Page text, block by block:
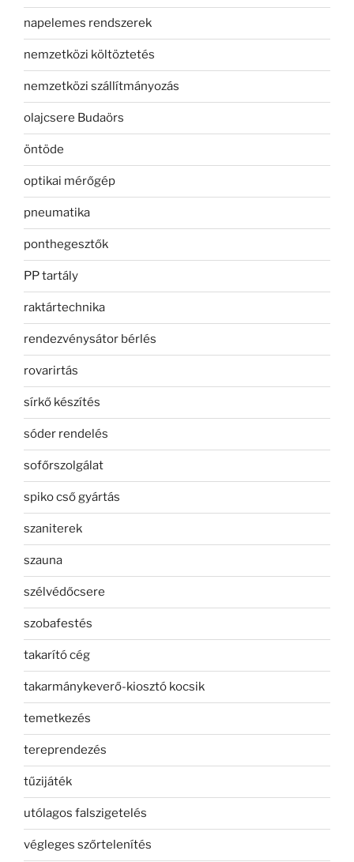
napelemes rendszerek
nemzetközi költöztetés
nemzetközi szállítmányozás
olajcsere Budaörs
öntöde
optikai mérőgép
pneumatika
ponthegesztők
PP tartály
raktártechnika
rendezvénysátor bérlés
rovarirtás
sírkő készítés
sóder rendelés
sofőrszolgálat
spiko cső gyártás
szaniterek
szauna
szélvédőcsere
szobafestés
takarító cég
takarmánykeverő-kiosztó kocsik
temetkezés
tereprendezés
tűzijáték
utólagos falszigetelés
végleges szőrtelenítés